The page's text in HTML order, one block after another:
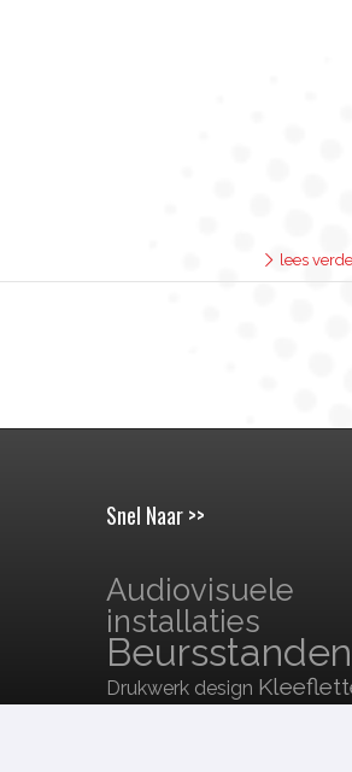
lees
Snel Naar >>
Audiovisuele
installaties
Beursstanden
Drukwerk design
Pop-up